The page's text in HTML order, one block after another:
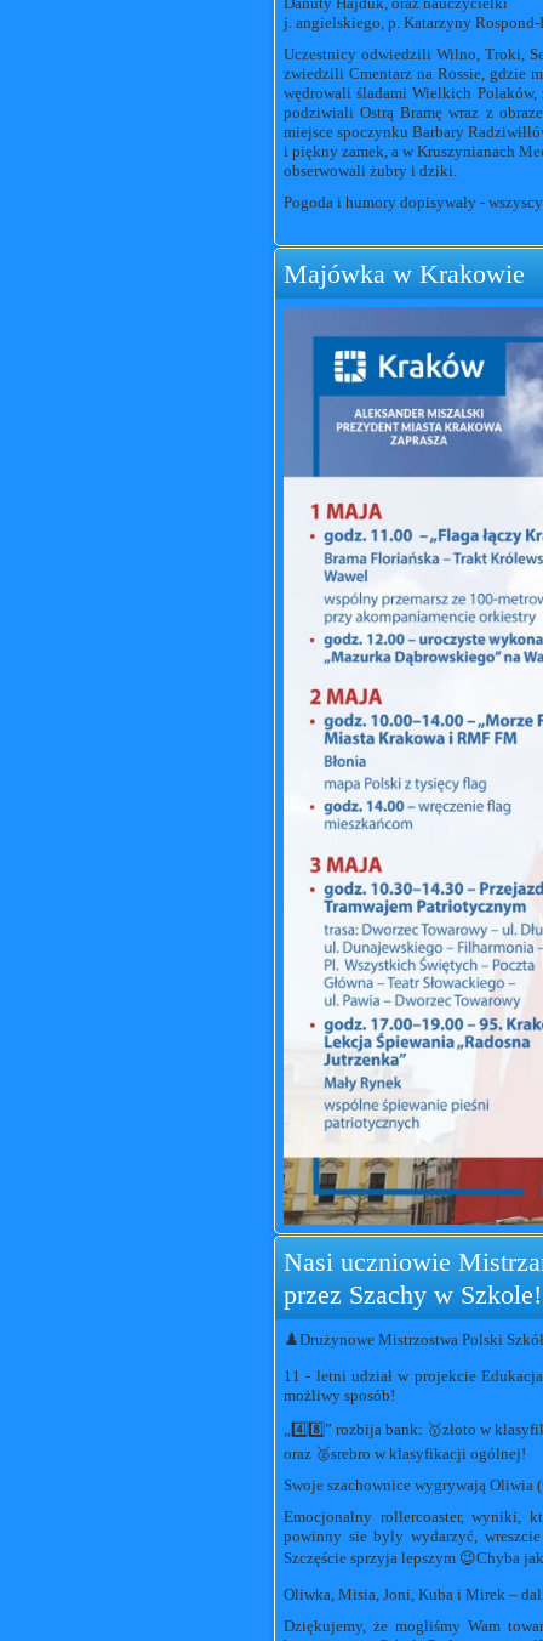
j. angielskiego, p. Katarzyny Rospond-
Uczestnicy odwiedzili Wilno, Troki,
zwiedzili Cmentarz na Rossie, gdzie
wędrowali śladami Wielkich
podziwiali Ostrą Bramę wraz z
miejsce spoczynku Barbary
i piękny zamek, a w Kruszynianach
obserwowali żubry i dziki.
Pogoda i humory dopisywały -
Majówka w Krakowie
Nasi uczniowie
przez Szachy w Szkole!
♟️Drużynowe Mistrzostwa Polski
11 - letni udział w projekcie
możliwy sposób!
„4️⃣8️⃣” rozbija bank: 🥇złoto w
oraz 🥈srebro w klasyfikacji ogólnej!
Swoje szachownice wygrywają Oliwia
Emocjonalny rollercoaster, wyniki,
powinny sie byly wydarzyć,
Szczęście sprzyja lepszym 😉Chyba
Oliwka, Misia, Joni, Kuba i Mirek –
Dziękujemy, że mogliśmy Wam